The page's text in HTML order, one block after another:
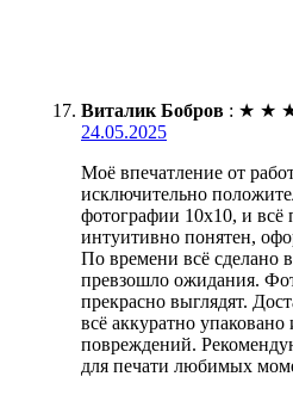
Виталик Бобров : ★ ★
24.05.2025
Моё впечатление от
исключительно
фотографии 10х10, и
интуитивно понятен,
По времени всё сделано
превзошло ожидания.
прекрасно выглядят.
всё аккуратно
повреждений.
для печати любимых